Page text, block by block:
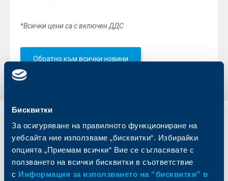
Бисквитки
За осигуряване на правилното функциониране на
уебсайта ние използваме „бисквитки“. Избирайки
опцията „Приемам всички“ Вие се съгласявате с
ползването на всички бисквитки в съответствие
с Информация за използването на “бисквитки” в
*Всички цени са с включен ДДС
Обратно към всички новини
Индивидуални
клиенти
Бизнес
клиенти